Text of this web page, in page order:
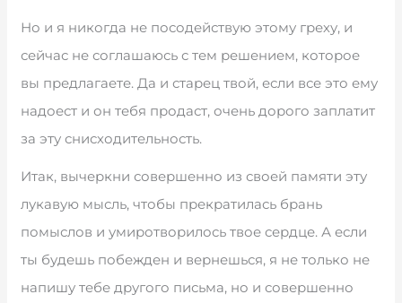
Но и я никогда не посодействую этому греху, и
сейчас не соглашаюсь с тем решением, которое
вы предлагаете. Да и старец твой, если все это ему
надоест и он тебя продаст, очень дорого заплатит
за эту снисходительность.
Итак, вычеркни совершенно из своей памяти эту
лукавую мысль, чтобы прекратилась брань
помыслов и умиротворилось твое сердце. А если
ты будешь побежден и вернешься, я не только не
напишу тебе другого письма, но и совершенно